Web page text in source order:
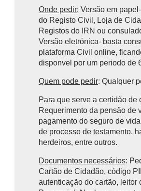
Onde pedir; Versão em
do Registo Civil, Loja de
Registos do IRN ou
Versão eletrónica- basta
plataforma Civil online,
disponvel por um periodo de
Quem pode pedir: Qualquer
Para que serve a certidão de
Requerimento da pensão de
pagamento do seguro de
de processo de testamento,
herdeiros, entre outros.
Documentos necessários:
Cartão de Cidadão, código
autenticação do cartão, leitor